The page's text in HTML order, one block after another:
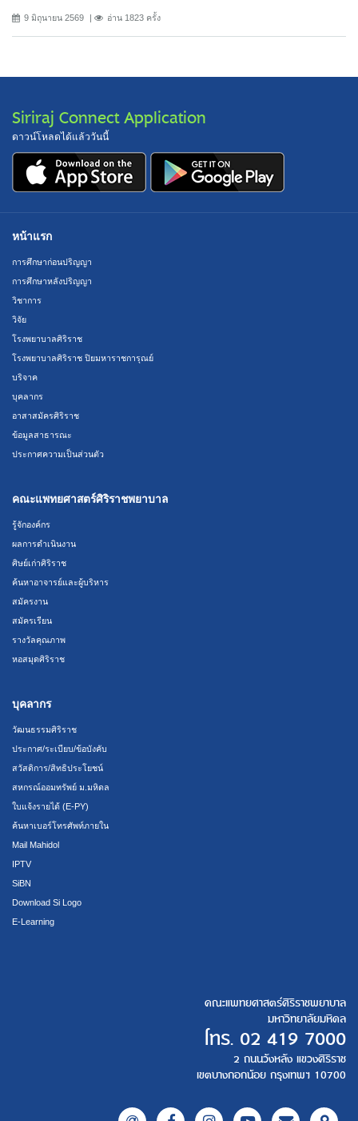
9 มิถุนายน 2569 อ่าน 1823 ครั้ง
Siriraj Connect Application
ดาวน์โหลดได้แล้ววันนี้
หน้าแรก
การศึกษาก่อนปริญญา
การศึกษาหลังปริญญา
วิชาการ
วิจัย
โรงพยาบาลศิริราช
โรงพยาบาลศิริราช ปิยมหาราชการุณย์
บริจาค
บุคลากร
อาสาสมัครศิริราช
ข้อมูลสาธารณะ
ประกาศความเป็นส่วนตัว
คณะแพทยศาสตร์ศิริราชพยาบาล
รู้จักองค์กร
ผลการดำเนินงาน
ศิษย์เก่าศิริราช
ค้นหาอาจารย์และผู้บริหาร
สมัครงาน
สมัครเรียน
รางวัลคุณภาพ
หอสมุดศิริราช
บุคลากร
วัฒนธรรมศิริราช
ประกาศ/ระเบียบ/ข้อบังคับ
สวัสดิการ/สิทธิประโยชน์
สหกรณ์ออมทรัพย์ ม.มหิดล
ใบแจ้งรายได้ (E-PY)
ค้นหาเบอร์โทรศัพท์ภายใน
Mail Mahidol
IPTV
SiBN
Download Si Logo
E-Learning
คณะแพทยศาสตร์ศิริราชพยาบาล
มหาวิทยาลัยมหิดล
โทร. 02 419 7000
2 ถนนวังหลัง แขวงศิริราช
เขตบางกอกน้อย กรุงเทพฯ 10700